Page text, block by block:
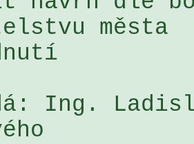
města
Ing.